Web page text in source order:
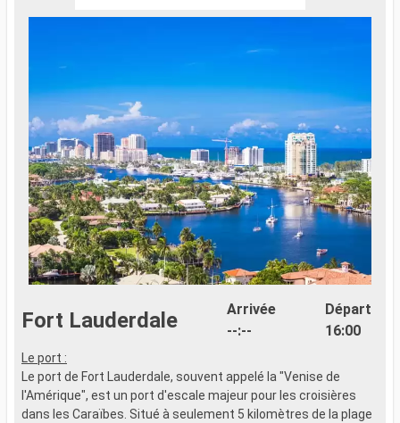
Fort Lauderdale
Arrivée
--:--
Départ
16:00
Le port :
Le port de Fort Lauderdale, souvent appelé la "Venise de
l'Amérique", est un port d'escale majeur pour les croisières
dans les Caraïbes. Situé à seulement 5 kilomètres de la plage